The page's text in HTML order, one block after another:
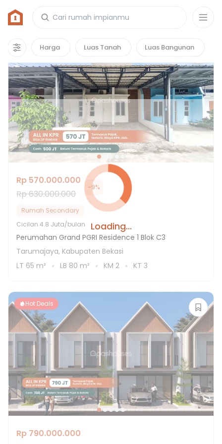
Harga Luas Tanah Luas Bangunan
Loading...
Rumah di Perumahan Grand Plawad
74properti
Hot Deals
Rp 570.000.000
Rp 630.000.000
-9%
Rumah Secondary
Cicilan 4.8 Juta/bulan
Perumahan Grand PGRI Residence 1 Blok C3
Tarumajaya, Kabupaten Bekasi
LT 65 m² LB 80 m² KM 2 KT 3
Hot Deals
Rp 790.000.000